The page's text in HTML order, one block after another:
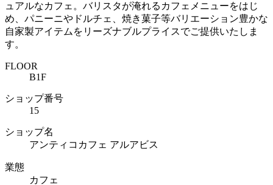
ュアルなカフェ。バリスタが淹れるカフェメニューをはじ
め、パニーニやドルチェ、焼き菓子等バリエーション豊かな
自家製アイテムをリーズナブルプライスでご提供いたしま
す。
FLOOR
B1F
ショップ番号
15
ショップ名
アンティコカフェ アルアビス
業態
カフェ